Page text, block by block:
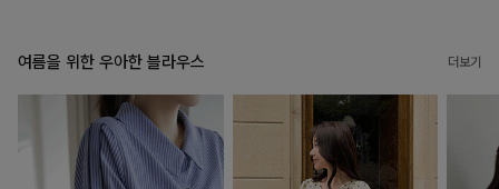
여름을 위한 우아한 블라우스 더보기